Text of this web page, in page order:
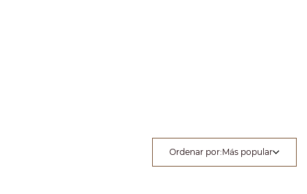
Ordenar por:Más popular